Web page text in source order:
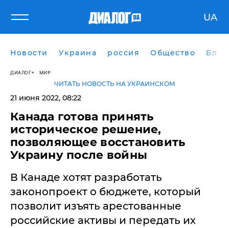
UA
Новости Украина россия Общество
ДИАЛОГ МИР
ЧИТАТЬ НОВОСТЬ НА УКРАИНСКОМ
21 июня 2022, 08:22
​Канада готова принять
историческое решение,
позволяющее восстановить
Украину после войны
В Канаде хотят разработать
законопроект о бюджете, который
позволит изъять арестованные
российские активы и передать их